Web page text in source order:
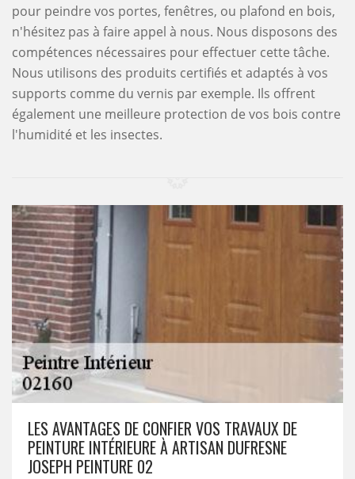
pour peindre vos portes, fenêtres, ou plafond en bois,
n'hésitez pas à faire appel à nous. Nous disposons des
compétences nécessaires pour effectuer cette tâche.
Nous utilisons des produits certifiés et adaptés à vos
supports comme du vernis par exemple. Ils offrent
également une meilleure protection de vos bois contre
l'humidité et les insectes.
LES AVANTAGES DE CONFIER VOS TRAVAUX DE
PEINTURE INTÉRIEURE À ARTISAN DUFRESNE
JOSEPH PEINTURE 02